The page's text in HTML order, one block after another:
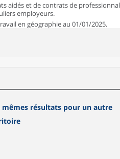
aidés et de contrats de
employeurs.
en géographie au 01/01/2025.
mêmes résultats pour un autre